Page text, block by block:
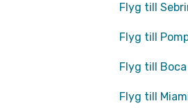
Flyg till
Flyg till
Flyg till
Flyg till